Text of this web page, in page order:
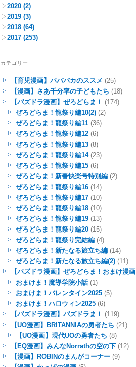
▷2020 (2)
▷2019 (3)
▷2018 (64)
▷2017 (253)
カテゴリー
【育児漫画】パパバカのススメ (25)
【漫画】さあ千分率の子どもたち (18)
【パズドラ漫画】ぜろどらま！
(174)
ぜろどらま！龍祭り編10(2) (2)
ぜろどらま！龍祭り編11 (36)
ぜろどらま！龍祭り編12 (6)
ぜろどらま！龍祭り編13 (8)
ぜろどらま！龍祭り編14(23)
ぜろどらま！龍祭り編15 (6)
ぜろどらま！新春快楽号特別編 (2)
ぜろどらま！龍祭り編16 (14)
ぜろどらま！龍祭り編17 (10)
ぜろどらま！龍祭り編18 (10)
ぜろどらま！龍祭り編19 (13)
ぜろどらま！龍祭り編20 (15)
ぜろどらま！龍祭り完結編 (4)
ぜろどらま！新たなる旅立ち編 (14)
ぜろどらま！新たなる旅立ち編(2) (11)
【パズドラ漫画】ぜろどらま！おまけ漫画
おまけま！魔導学院小話(1)
おまけま！バレンタイン2025 (5)
おまけま！ハロウィン2025 (6)
【パズドラ漫画】パズドラま！
(119)
【UO漫画】BRITANNIAの勇者たち (21)
【UO漫画】現代UOの勇者たち (8)
【EQ漫画】みんなNorrathの空の下 (12)
【漫画】ROBINのまんがコーナー (9)